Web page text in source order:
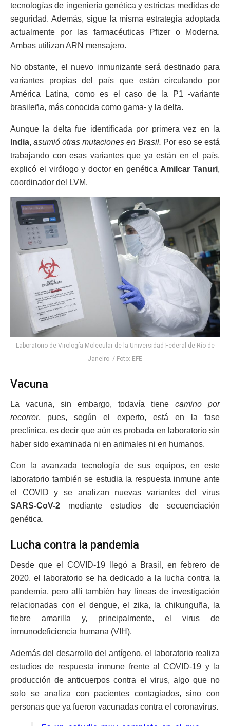
tecnologías de ingeniería genética y estrictas medidas de
seguridad. Además, sigue la misma estrategia adoptada
actualmente por las farmacéuticas Pfizer o Moderna.
Ambas utilizan ARN mensajero.
No obstante, el nuevo inmunizante será destinado para
variantes propias del país que están circulando por
América Latina, como es el caso de la P1 -variante
brasileña, más conocida como gama- y la delta.
Aunque la delta fue identificada por primera vez en la
India,asumió otras mutaciones en Brasil. Por eso se está
trabajando con esas variantes que ya están en el país,
explicó el virólogo y doctor en genética Amilcar Tanuri,
coordinador del LVM.
Laboratorio de Virología Molecular de la Universidad Federal de Río de
Janeiro. / Foto: EFE
Vacuna
La vacuna, sin embargo, todavía tiene camino por
recorrer, pues, según el experto, está en la fase
preclínica, es decir que aún es probada en laboratorio sin
haber sido examinada ni en animales ni en humanos.
Con la avanzada tecnología de sus equipos, en este
laboratorio también se estudia la respuesta inmune ante
el COVID y se analizan nuevas variantes del virus
SARS-CoV-2 mediante estudios de secuenciación
genética.
Lucha contra la pandemia
Desde que el COVID-19 llegó a Brasil, en febrero de
2020, el laboratorio se ha dedicado a la lucha contra la
pandemia, pero allí también hay líneas de investigación
relacionadas con el dengue, el zika, la chikunguña, la
fiebre amarilla y, principalmente, el virus de
inmunodeficiencia humana (VIH).
Además del desarrollo del antígeno, el laboratorio realiza
estudios de respuesta inmune frente al COVID-19 y la
producción de anticuerpos contra el virus, algo que no
solo se analiza con pacientes contagiados, sino con
personas que ya fueron vacunadas contra el coronavirus.